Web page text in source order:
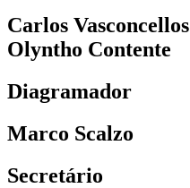
Carlos Vasconcellos
Olyntho Contente
Diagramador
Marco Scalzo
Secretário